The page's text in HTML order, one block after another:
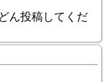
ん投稿してくだ